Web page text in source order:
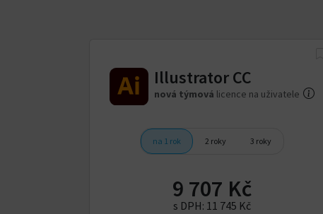
Illustrator CC
nová týmová licence na uživatele
na 1 rok 2 roky 3 roky
9 707 Kč
s DPH: 11 745 Kč